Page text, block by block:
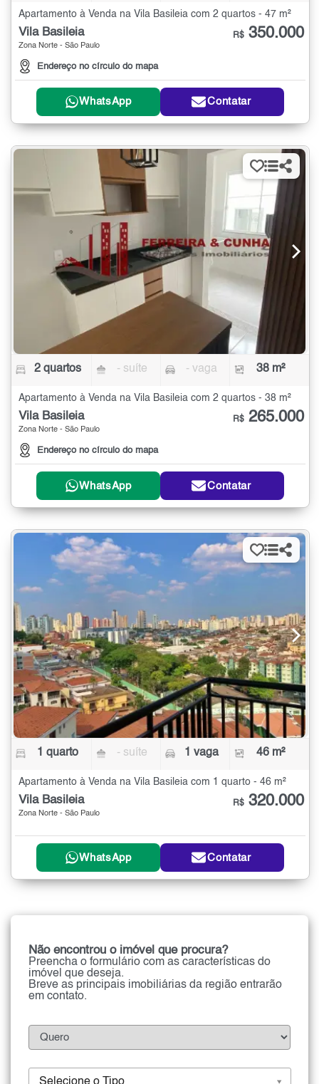
Apartamento à Venda na Vila Basileia com 2 quartos - 47 m²
Vila Basileia
Zona Norte - São Paulo
Endereço no círculo do mapa
R$ 350.000
WhatsApp Contatar
2 quartos - suíte - vaga 38 m²
Apartamento à Venda na Vila Basileia com 2 quartos - 38 m²
Vila Basileia
Zona Norte - São Paulo
Endereço no círculo do mapa
R$ 265.000
WhatsApp Contatar
1 quarto - suíte 1 vaga 46 m²
Apartamento à Venda na Vila Basileia com 1 quarto - 46 m²
Vila Basileia
Zona Norte - São Paulo
R$ 320.000
WhatsApp Contatar
Não encontrou o imóvel que procura?
Preencha o formulário com as características do
imóvel que deseja.
Breve as principais imobiliárias da região entrarão
em contato.